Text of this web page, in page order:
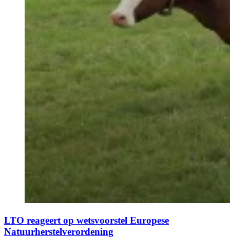
LTO reageert op wetsvoorstel Europese
Natuurherstelverordening